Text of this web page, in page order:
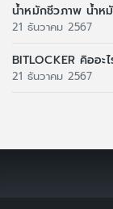
น้ำหมักชีวภาพ น้ำห
21 ธันวาคม 2567
BITLOCKER คิออะไ
21 ธันวาคม 2567